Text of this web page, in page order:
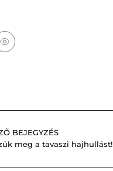
BEJEGYZÉS
meg a tavaszi hajhullást!